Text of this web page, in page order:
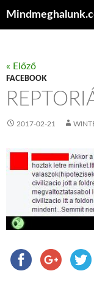
« Előző
FACEBOOK
2017-02-21